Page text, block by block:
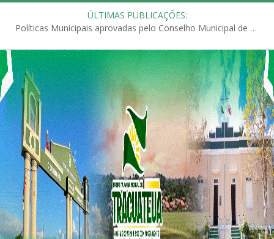
ÚLTIMAS PUBLICAÇÕES:
Políticas Municipais aprovadas pelo Conselho Municipal de Educação (CME)